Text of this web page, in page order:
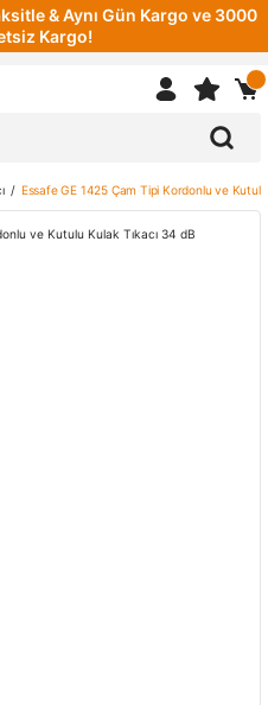
& Aynı Gün Kargo ve 3000
Kargo!
Essafe GE 1425 Çam Tipi Kordonlu ve